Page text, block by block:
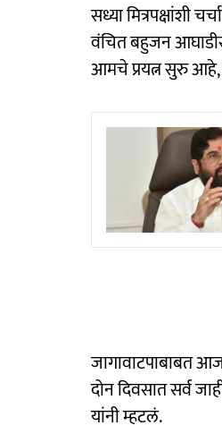
सध्या मित्रपक्षांशी
वंचित बहुजन
आमचे प्रयत्न सुरु
जागावाटपाबाबत
दोन दिवसात सर्व
यांनी म्हटलं.